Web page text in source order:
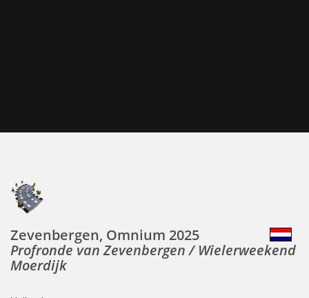
Zevenbergen, Omnium 2025
Profronde van Zevenbergen / Wielerweekend
Moerdijk